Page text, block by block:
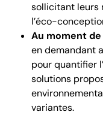
sollicitant leurs
l’éco-
Au moment
en demandant
pour quantifier
solutions
variantes.